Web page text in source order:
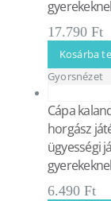
17.790 Ft
Kosárba
Gyorsnézet
Cápa
horgász
ügyességi
6.490 Ft